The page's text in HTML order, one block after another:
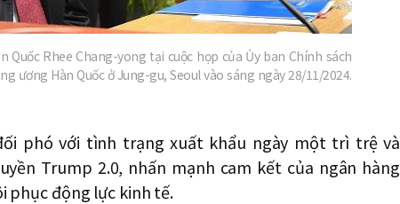
Rhee Chang-yong tại cuộc họp của Ủy ban Chính sách
ương Hàn Quốc ở Jung-gu, Seoul vào sáng ngày 28/11/2024.
phó với tình trạng xuất khẩu ngày một trì trệ và
Trump 2.0, nhấn mạnh cam kết của ngân hàng
phục động lực kinh tế.